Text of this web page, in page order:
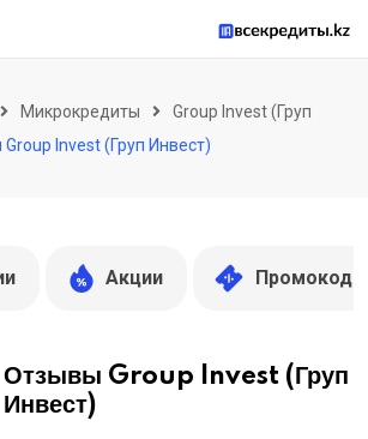
Микрокредиты
Group Invest (Груп
Invest (Груп Инвест)
Акции Промокоды
Отзывы Group Invest (Груп
Инвест)